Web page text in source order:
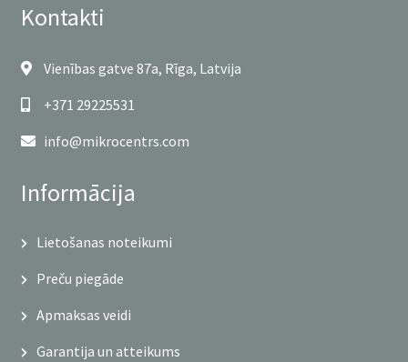
Kontakti
Vienības gatve 87a, Rīga, Latvija
+371 29225531
info@mikrocentrs.com
Informācija
Lietošanas noteikumi
Preču piegāde
Apmaksas veidi
Garantija un atteikums